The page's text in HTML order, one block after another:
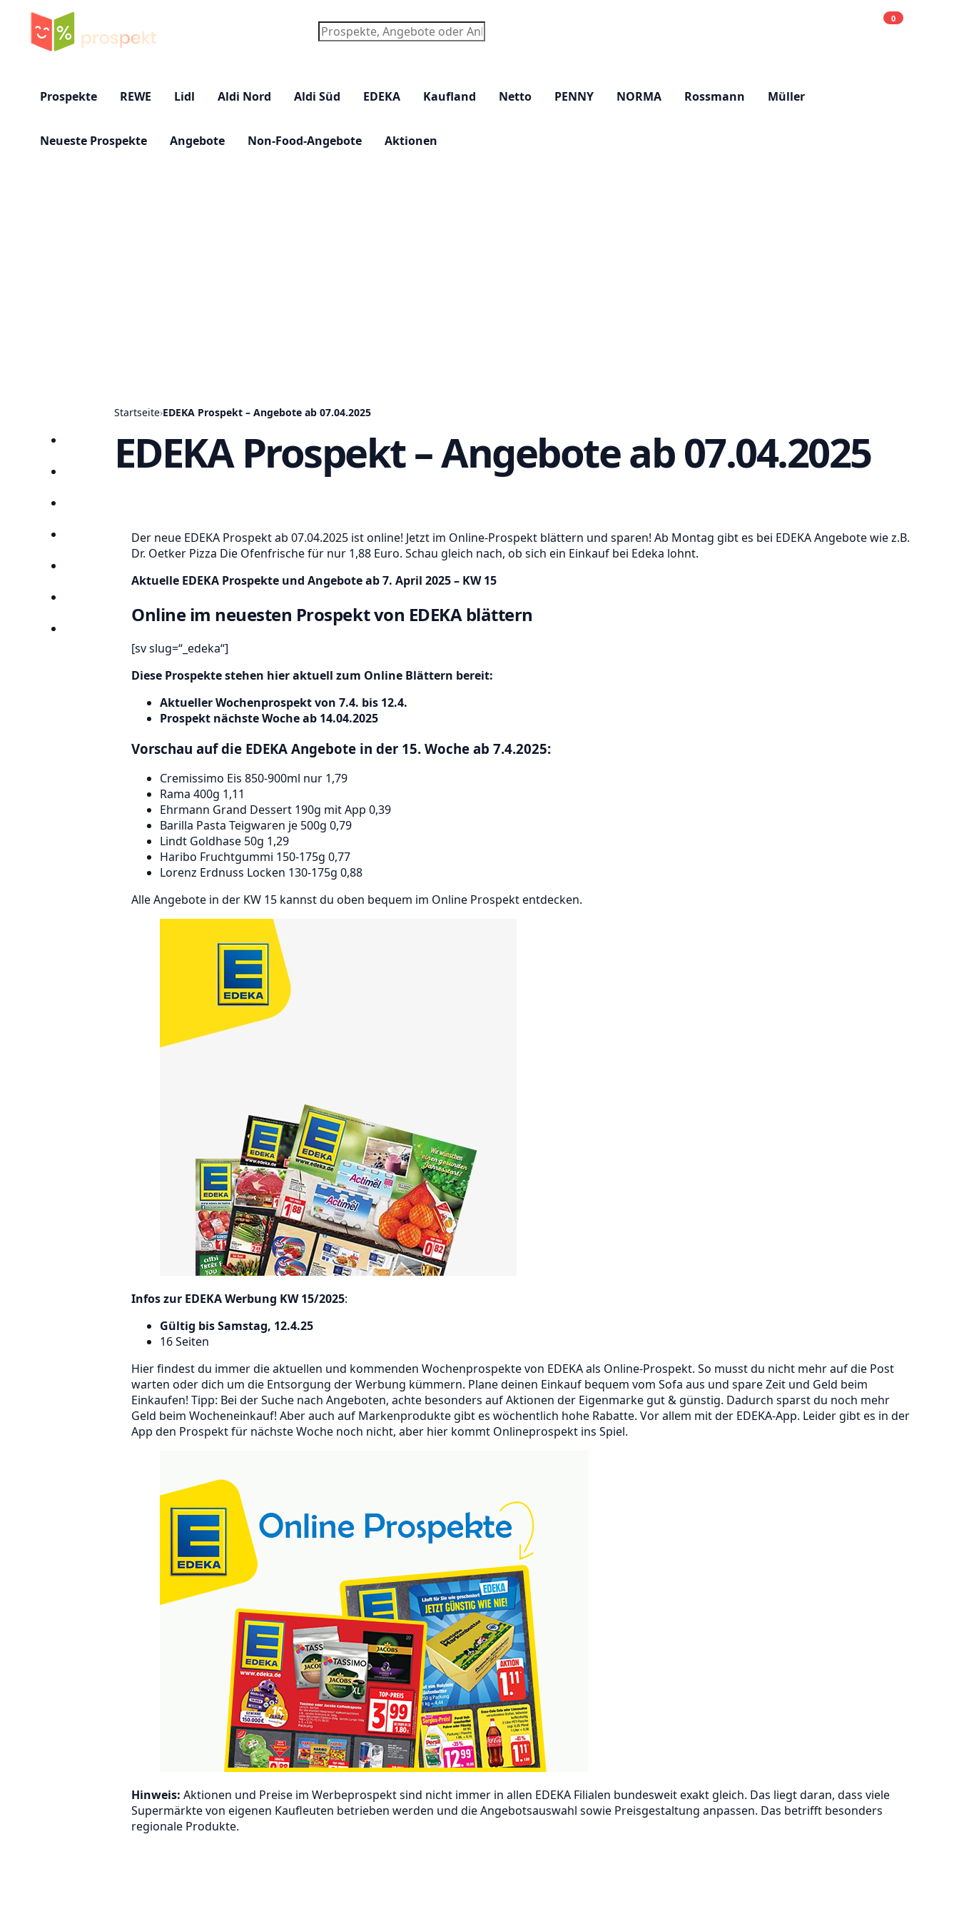
Suchen
0
Prospekte REWE Lidl Aldi Nord Aldi Süd EDEKA Kaufland Netto PENNY NORMA Rossmann Müller
Neueste Prospekte Angebote Non-Food-Angebote Aktionen
Startseite
Startseite›EDEKA Prospekt – Angebote ab 07.04.2025
EDEKA Prospekt – Angebote ab 07.04.2025
Der neue EDEKA Prospekt ab 07.04.2025 ist online! Jetzt im Online-Prospekt blättern und sparen! Ab Montag gibt es bei EDEKA Angebote wie z.B.
Dr. Oetker Pizza Die Ofenfrische für nur 1,88 Euro. Schau gleich nach, ob sich ein Einkauf bei Edeka lohnt.
Aktuelle EDEKA Prospekte und Angebote ab 7. April 2025 – KW 15
Online im neuesten Prospekt von EDEKA blättern
[sv slug=“_edeka“]
Diese Prospekte stehen hier aktuell zum Online Blättern bereit:
Aktueller Wochenprospekt von 7.4. bis 12.4.
Prospekt nächste Woche ab 14.04.2025
Vorschau auf die EDEKA Angebote in der 15. Woche ab 7.4.2025:
Cremissimo Eis 850-900ml nur 1,79
Rama 400g 1,11
Ehrmann Grand Dessert 190g mit App 0,39
Barilla Pasta Teigwaren je 500g 0,79
Lindt Goldhase 50g 1,29
Haribo Fruchtgummi 150-175g 0,77
Lorenz Erdnuss Locken 130-175g 0,88
Alle Angebote in der KW 15 kannst du oben bequem im Online Prospekt entdecken.
Infos zur EDEKA Werbung KW 15/2025:
Gültig bis Samstag, 12.4.25
16 Seiten
Hier findest du immer die aktuellen und kommenden Wochenprospekte von EDEKA als Online-Prospekt. So musst du nicht mehr auf die Post
warten oder dich um die Entsorgung der Werbung kümmern. Plane deinen Einkauf bequem vom Sofa aus und spare Zeit und Geld beim
Einkaufen! Tipp: Bei der Suche nach Angeboten, achte besonders auf Aktionen der Eigenmarke gut & günstig. Dadurch sparst du noch mehr
Geld beim Wocheneinkauf! Aber auch auf Markenprodukte gibt es wöchentlich hohe Rabatte. Vor allem mit der EDEKA-App. Leider gibt es in der
App den Prospekt für nächste Woche noch nicht, aber hier kommt Onlineprospekt ins Spiel.
Hinweis: Aktionen und Preise im Werbeprospekt sind nicht immer in allen EDEKA Filialen bundesweit exakt gleich. Das liegt daran, dass viele
Supermärkte von eigenen Kaufleuten betrieben werden und die Angebotsauswahl sowie Preisgestaltung anpassen. Das betrifft besonders
regionale Produkte.